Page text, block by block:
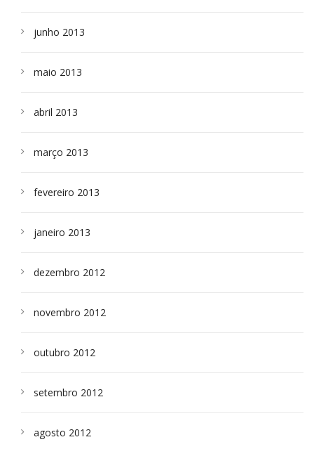
junho 2013
maio 2013
abril 2013
março 2013
fevereiro 2013
janeiro 2013
dezembro 2012
novembro 2012
outubro 2012
setembro 2012
agosto 2012